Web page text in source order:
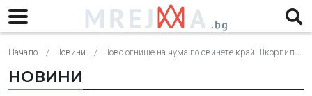
Начало Новини Ново огнище на чума по свинете край Шкорпиловци
НОВИНИ